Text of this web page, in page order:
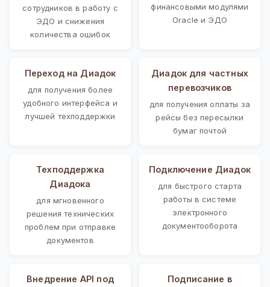
сотрудников в работу с
ЭДО и снижения
количества ошибок
финансовыми модулями
Oracle и ЭДО
Переход на Диадок
для получения более
удобного интерфейса и
лучшей техподдержки
Диадок для частных
перевозчиков
для получения оплаты за
рейсы без пересылки
бумаг почтой
Техподдержка
Диадока
для мгновенного
решения технических
проблем при отправке
документов
Подключение Диадок
для быстрого старта
работы в системе
электронного
документооборота
Внедрение API под
Подписание в